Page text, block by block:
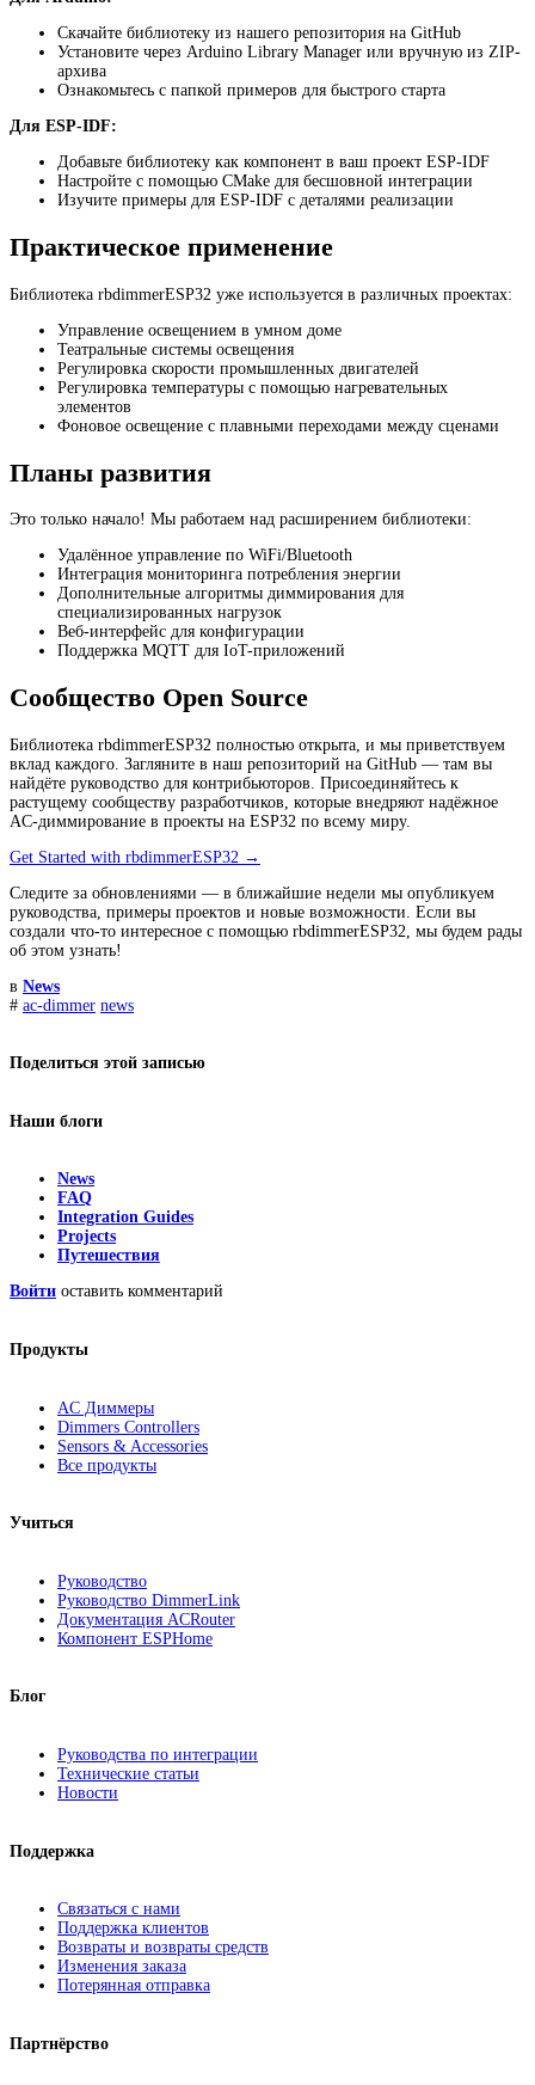
Скачайте библиотеку из нашего репозитория на GitHub
Установите через Arduino Library Manager или вручную из ZIP-
архива
Ознакомьтесь с папкой примеров для быстрого старта
Для ESP-IDF:
Добавьте библиотеку как компонент в ваш проект ESP-IDF
Настройте с помощью CMake для бесшовной интеграции
Изучите примеры для ESP-IDF с деталями реализации
Практическое применение
Библиотека rbdimmerESP32 уже используется в различных проектах:
Управление освещением в умном доме
Театральные системы освещения
Регулировка скорости промышленных двигателей
Регулировка температуры с помощью нагревательных
элементов
Фоновое освещение с плавными переходами между сценами
Планы развития
Это только начало! Мы работаем над расширением библиотеки:
Удалённое управление по WiFi/Bluetooth
Интеграция мониторинга потребления энергии
Дополнительные алгоритмы диммирования для
специализированных нагрузок
Веб-интерфейс для конфигурации
Поддержка MQTT для IoT-приложений
Сообщество Open Source
Библиотека rbdimmerESP32 полностью открыта, и мы приветствуем
вклад каждого. Загляните в наш репозиторий на GitHub — там вы
найдёте руководство для контрибьюторов. Присоединяйтесь к
растущему сообществу разработчиков, которые внедряют надёжное
AC-диммирование в проекты на ESP32 по всему миру.
Get Started with rbdimmerESP32 →
Следите за обновлениями — в ближайшие недели мы опубликуем
руководства, примеры проектов и новые возможности. Если вы
создали что-то интересное с помощью rbdimmerESP32, мы будем рады
об этом узнать!
в News
# ac-dimmer news
Поделиться этой записью
Наши блоги
News
FAQ
Integration Guides
Projects
Путешествия
Войти оставить комментарий
Продукты
AC Диммеры
Dimmers Controllers
Sensors & Accessories
Все продукты
Учиться
Руководство
Руководство DimmerLink
Документация ACRouter
Компонент ESPHome
Блог
Руководства по интеграции
Технические статьи
Новости
Поддержка
Связаться с нами
Поддержка клиентов
Возвраты и возвраты средств
Изменения заказа
Потерянная отправка
Партнёрство